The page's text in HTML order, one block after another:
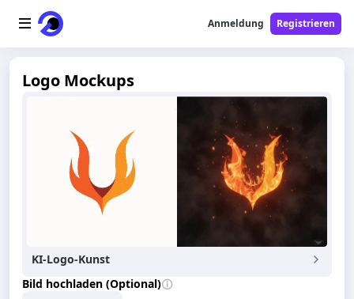
Startseite
Preise
Anmeldung Registrieren
Logo Mockups
KI-Logo-Kunst
Bild hochladen (Optional)